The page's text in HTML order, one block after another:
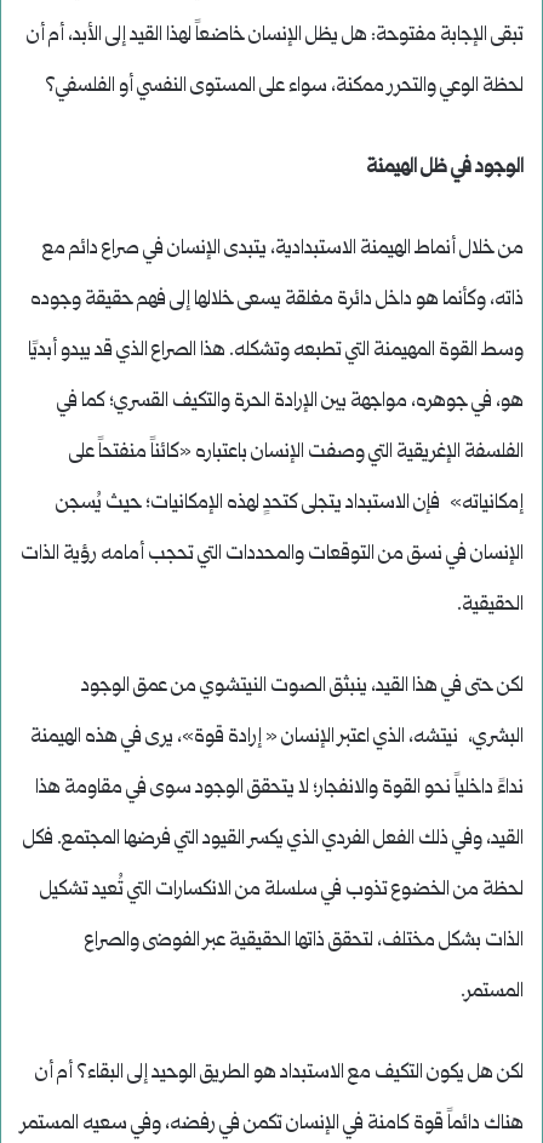
تبقى الإجابة مفتوحة: هل يظل الإنسان خاضعاً لهذا القيد إلى الأبد، أم أن
لحظة الوعي والتحرر ممكنة، سواء على المستوى النفسي أو الفلسفي؟
الوجود في ظل الهيمنة
من خلال أنماط الهيمنة الاستبدادية، يتبدى الإنسان في صراع دائم مع
ذاته، وكأنما هو داخل دائرة مغلقة يسعى خلالها إلى فهم حقيقة وجوده
وسط القوة المهيمنة التي تطبعه وتشكله. هذا الصراع الذي قد يبدو أبديًا
هو، في جوهره، مواجهة بين الإرادة الحرة والتكيف القسري؛ كما في
الفلسفة الإغريقية التي وصفت الإنسان باعتباره «كائناً منفتحاً على
إمكانياته» فإن الاستبداد يتجلى كتحدٍ لهذه الإمكانيات؛ حيث يُسجن
الإنسان في نسق من التوقعات والمحددات التي تحجب أمامه رؤية الذات
الحقيقية.
لكن حتى في هذا القيد، ينبثق الصوت النيتشوي من عمق الوجود
البشري، نيتشه، الذي اعتبر الإنسان « إرادة قوة»، يرى في هذه الهيمنة
نداءً داخلياً نحو القوة والانفجار؛ لا يتحقق الوجود سوى في مقاومة هذا
القيد، وفي ذلك الفعل الفردي الذي يكسر القيود التي فرضها المجتمع. فكل
لحظة من الخضوع تذوب في سلسلة من الانكسارات التي تُعيد تشكيل
الذات بشكل مختلف، لتحقق ذاتها الحقيقية عبر الفوضى والصراع
المستمر.
لكن هل يكون التكيف مع الاستبداد هو الطريق الوحيد إلى البقاء؟ أم أن
هناك دائماً قوة كامنة في الإنسان تكمن في رفضه، وفي سعيه المستمر